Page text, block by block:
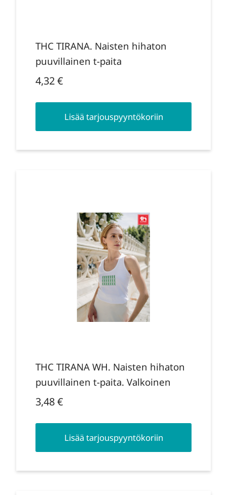
THC TIRANA. Naisten hihaton
puuvillainen t-paita
4,32€
Lisää tarjouspyyntökoriin
THC TIRANA WH. Naisten hihaton
puuvillainen t-paita. Valkoinen
3,48€
Lisää tarjouspyyntökoriin